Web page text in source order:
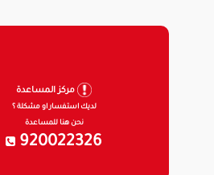
مركز المساعدة
لديك استفسار او مشكلة ؟
نحن هنا للمساعدة
920022326